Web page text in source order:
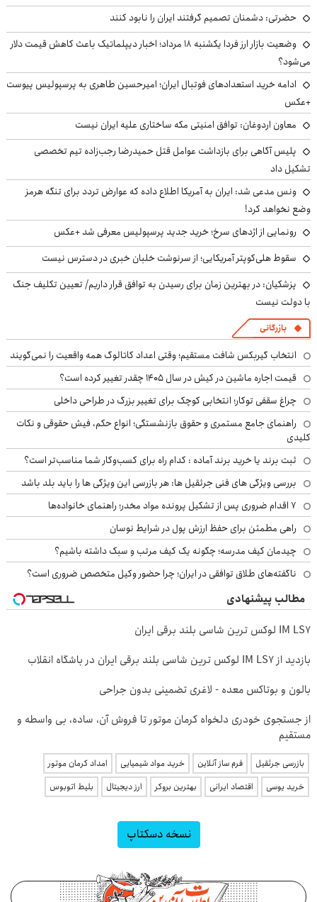
حضرتی: دشمنان تصمیم گرفتند ایران را نابود کنند
وضعیت بازار ارز فردا یکشنبه ۱۸ مرداد؛ اخبار دیپلماتیک باعث کاهش قیمت دلار
می‌شود؟
ادامه خرید استعدادهای فوتبال ایران؛ امیرحسین طاهری به پرسپولیس پیوست
+عکس
معاون اردوغان: توافق امنیتی مکه ساختاری علیه ایران نیست
پلیس آگاهی برای بازداشت عوامل قتل حمیدرضا رجب‌زاده تیم تخصصی
تشکیل داد
ونس مدعی شد: ایران به آمریکا اطلاع داده که عوارض تردد برای تنگه هرمز
وضع نخواهد کرد!
رونمایی از اژدهای سرخ؛ خرید جدید پرسپولیس معرفی شد +عکس
سقوط هلی‌کوپتر آمریکایی؛ از سرنوشت خلبان خبری در دسترس نیست
پزشکیان‌: در بهترین زمان برای رسیدن به توافق قرار داریم/ تعیین تکلیف جنگ
با دولت نیست
بازرگانی
انتخاب گیربکس شافت مستقیم؛ وقتی اعداد کاتالوگ همه واقعیت را نمی‌گویند
قیمت اجاره ماشین در کیش در سال ۱۴۰۵ چقدر تغییر کرده است؟
چراغ سقفی توکار؛ انتخابی کوچک برای تغییر بزرگ در طراحی داخلی
راهنمای جامع مستمری و حقوق بازنشستگی؛ انواع حکم، فیش حقوقی و نکات
کلیدی
ثبت برند یا خرید برند آماده : کدام راه برای کسب‌وکار شما مناسب‌تر است؟
بررسی ویژگی های فنی جرثقیل ها: هر بازرسی این ویژگی ها را باید بلد باشد
۷ اقدام ضروری پس از تشکیل پرونده مواد مخدر؛ راهنمای خانواده‌ها
راهی مطمئن برای حفظ ارزش پول در شرایط نوسان
چیدمان کیف مدرسه؛ چگونه یک کیف مرتب و سبک داشته باشیم؟
ناگفته‌های طلاق توافقی در ایران؛ چرا حضور وکیل متخصص ضروری است؟
مطالب پیشنهادی
IM LS7 لوکس ترین شاسی بلند برقی ایران
بازدید از IM LS7 لوکس ترین شاسی بلند برقی ایران در باشگاه انقلاب
بالون و بوتاکس معده - لاغری تضمینی بدون جراحی
از جستجوی خودری دلخواه کرمان موتور تا فروش آن، ساده، بی واسطه و
مستقیم
بازرسی جرثقیل فرم ساز آنلاین خرید مواد شیمیایی
امداد کرمان موتور
خرید یوسی
اقتصاد ایرانی بهترین بروکر ارز دیجیتال بلیط اتوبوس
نسخه دسکتاپ